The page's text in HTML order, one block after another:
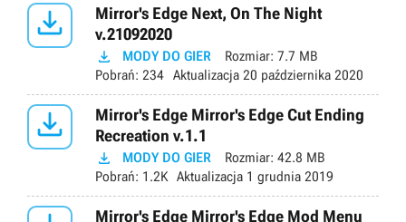

Mirror's Edge Next, On The Night
v.21092020
 MODY DO GIER Rozmiar: 7.7 MB
Pobrań: 234 Aktualizacja 20 października 2020

Mirror's Edge Mirror's Edge Cut Ending
Recreation v.1.1
 MODY DO GIER Rozmiar: 42.8 MB
Pobrań: 1.2K Aktualizacja 1 grudnia 2019
Mirror's Edge Mirror's Edge Mod Menu